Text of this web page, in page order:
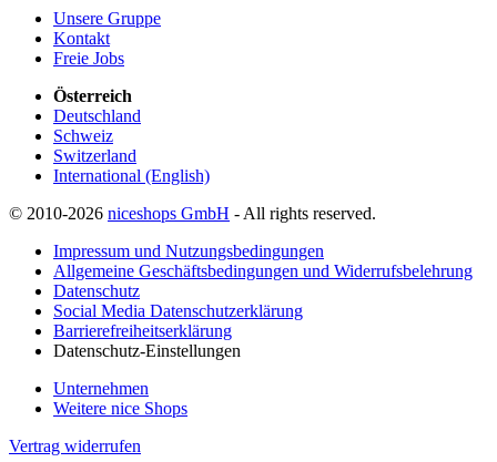
Unsere Gruppe
Kontakt
Freie Jobs
Österreich
Deutschland
Schweiz
Switzerland
International (English)
© 2010-2026 niceshops GmbH - All rights reserved.
Impressum und Nutzungsbedingungen
Allgemeine Geschäftsbedingungen und Widerrufsbelehrung
Datenschutz
Social Media Datenschutzerklärung
Barrierefreiheitserklärung
Datenschutz-Einstellungen
Unternehmen
Weitere nice Shops
Vertrag widerrufen